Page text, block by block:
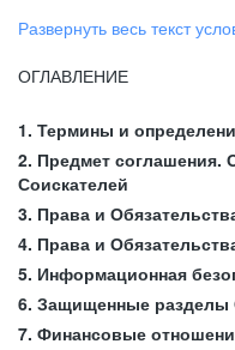
Развернуть весь текст
ОГЛАВЛЕНИЕ
1. Термины и
2. Предмет соглашения.
Соискателей
3. Права и
4. Права и
5. Информационная
6. Защищенные разделы
7. Финансовые